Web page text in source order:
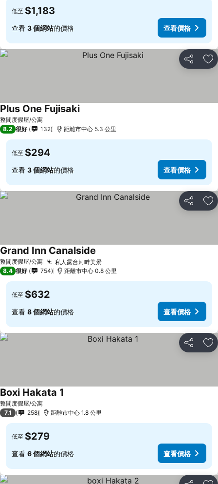
低至 $1,183
查看 3 個網站的價格 查看價格
分享 放
整間度假屋/公寓
Plus One Fujisaki
8.2 很好 132 距離市中心 5.3 公里
低至 $294
查看 3 個網站的價格 查看價格
分享 放
整間度假屋/公寓 私人露台河畔美景
Grand Inn Canalside
8.4 很好 754 距離市中心 0.8 公里
低至 $632
查看 8 個網站的價格 查看價格
分享 放
整間度假屋/公寓
Boxi Hakata 1
7.1 258 距離市中心 1.8 公里
低至 $279
查看 6 個網站的價格 查看價格